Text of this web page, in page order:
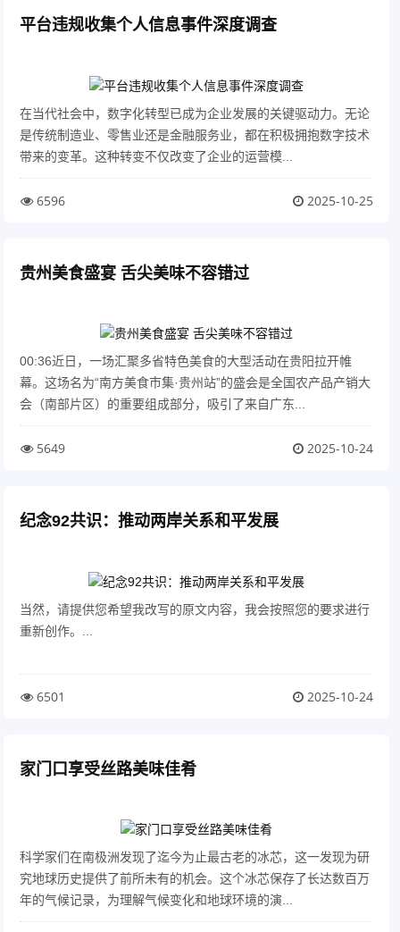
平台违规收集个人信息事件深度调查
在当代社会中，数字化转型已成为企业发展的关键驱动力。无论
是传统制造业、零售业还是金融服务业，都在积极拥抱数字技术
带来的变革。这种转变不仅改变了企业的运营模...
6596 2025-10-25
贵州美食盛宴 舌尖美味不容错过
00:36近日，一场汇聚多省特色美食的大型活动在贵阳拉开帷
幕。这场名为“南方美食市集·贵州站”的盛会是全国农产品产销大
会（南部片区）的重要组成部分，吸引了来自广东...
5649 2025-10-24
纪念92共识：推动两岸关系和平发展
当然，请提供您希望我改写的原文内容，我会按照您的要求进行
重新创作。...
6501 2025-10-24
家门口享受丝路美味佳肴
科学家们在南极洲发现了迄今为止最古老的冰芯，这一发现为研
究地球历史提供了前所未有的机会。这个冰芯保存了长达数百万
年的气候记录，为理解气候变化和地球环境的演...